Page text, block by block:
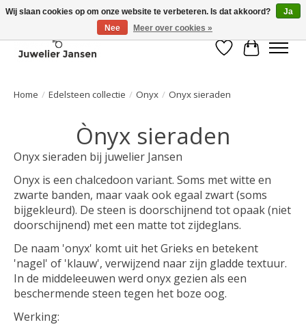
Verlanglijst
Home / Edelsteen collectie / Onyx / Onyx sieraden
Ònyx sieraden
Onyx sieraden bij juwelier Jansen
Onyx is een chalcedoon variant. Soms met witte en
zwarte banden, maar vaak ook egaal zwart (soms
bijgekleurd). De steen is doorschijnend tot opaak (niet
doorschijnend) met een matte tot zijdeglans.
De naam 'onyx' komt uit het Grieks en betekent
'nagel' of 'klauw', verwijzend naar zijn gladde textuur.
In de middeleeuwen werd onyx gezien als een
beschermende steen tegen het boze oog.
Werking:
Wij slaan cookies op om onze website te verbeteren. Is dat akkoord?
Ja
Nee
Meer over cookies »